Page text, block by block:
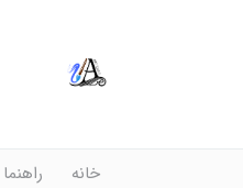
خانه راهنما